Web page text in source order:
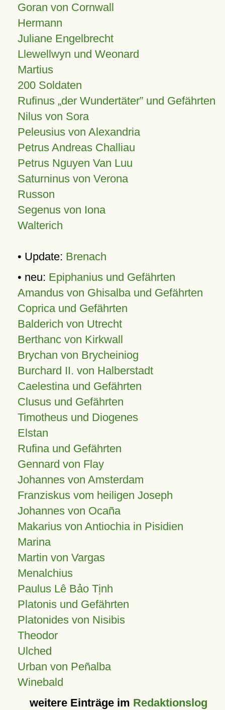
Goran von Cornwall
Hermann
Juliane Engelbrecht
Llewellwyn und Weonard
Martius
200 Soldaten
Rufinus „der Wundertäter” und Gefährten
Nilus von Sora
Peleusius von Alexandria
Petrus Andreas Challiau
Petrus Nguyen Van Luu
Saturninus von Verona
Russon
Segenus von Iona
Walterich
• Update: Brenach
• neu: Epiphanius und Gefährten
Amandus von Ghisalba und Gefährten
Coprica und Gefährten
Balderich von Utrecht
Berthanc von Kirkwall
Brychan von Brycheiniog
Burchard II. von Halberstadt
Caelestina und Gefährten
Clusus und Gefährten
Timotheus und Diogenes
Elstan
Rufina und Gefährten
Gennard von Flay
Johannes von Amsterdam
Franziskus vom heiligen Joseph
Johannes von Ocaña
Makarius von Antiochia in Pisidien
Marina
Martin von Vargas
Menalchius
Paulus Lê Bảo Tịnh
Platonis und Gefährten
Platonides von Nisibis
Theodor
Ulched
Urban von Peñalba
Winebald
weitere Einträge im Redaktionslog